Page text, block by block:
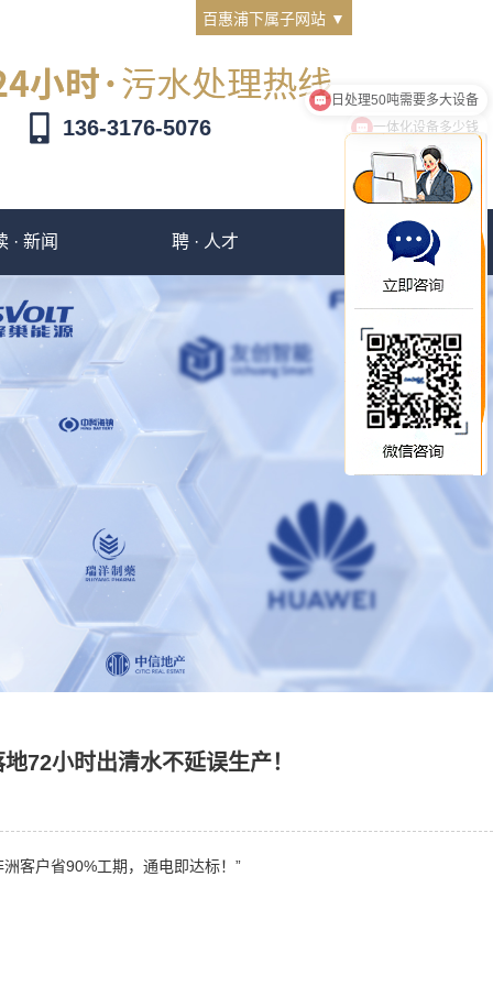
百惠浦下属子网站 ▼
136-3176-5076
· 新闻 聘 · 人才 撩 · 客服
72小时出清水不延误生产！
客户省90%工期，通电即达标！”
一体化设备多少钱